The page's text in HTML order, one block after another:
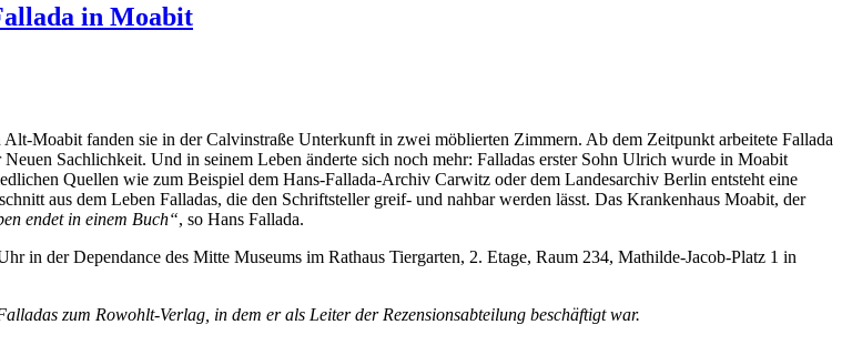
in Moabit
Moabit fanden sie in der Calvinstraße Unterkunft in zwei möblierten Zimmern. Ab dem Zeitpunkt arbeitete Fallada
Sachlichkeit. Und in seinem Leben änderte sich noch mehr: Falladas erster Sohn Ulrich wurde in Moabit
Quellen wie zum Beispiel dem Hans-Fallada-Archiv Carwitz oder dem Landesarchiv Berlin entsteht eine
aus dem Leben Falladas, die den Schriftsteller greif- und nahbar werden lässt. Das Krankenhaus Moabit, der
endet in einem Buch“, so Hans Fallada.
in der Dependance des Mitte Museums im Rathaus Tiergarten, 2. Etage, Raum 234, Mathilde-Jacob-Platz 1 in
zum Rowohlt-Verlag, in dem er als Leiter der Rezensionsabteilung beschäftigt war.